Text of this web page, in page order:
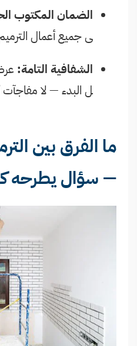
الضمان المكتوب
ى جميع أعمال الترميم يصل
الشفافية التامة:
ل البدء — لا مفاجآت
ما الفرق بين
— سؤال يطرحه